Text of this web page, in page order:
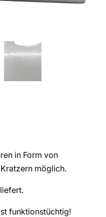
in Form von
möglich.
funktionstüchtig!